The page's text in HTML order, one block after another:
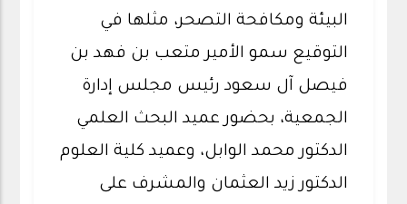
البيئة ومكافحة التصحر، مثلها في
التوقيع سمو الأمير متعب بن فهد بن
فيصل آل سعود رئيس مجلس إدارة
الجمعية، بحضور عميد البحث العلمي
الدكتور محمد الوابل، وعميد كلية العلوم
الدكتور زيد العثمان والمشرف على